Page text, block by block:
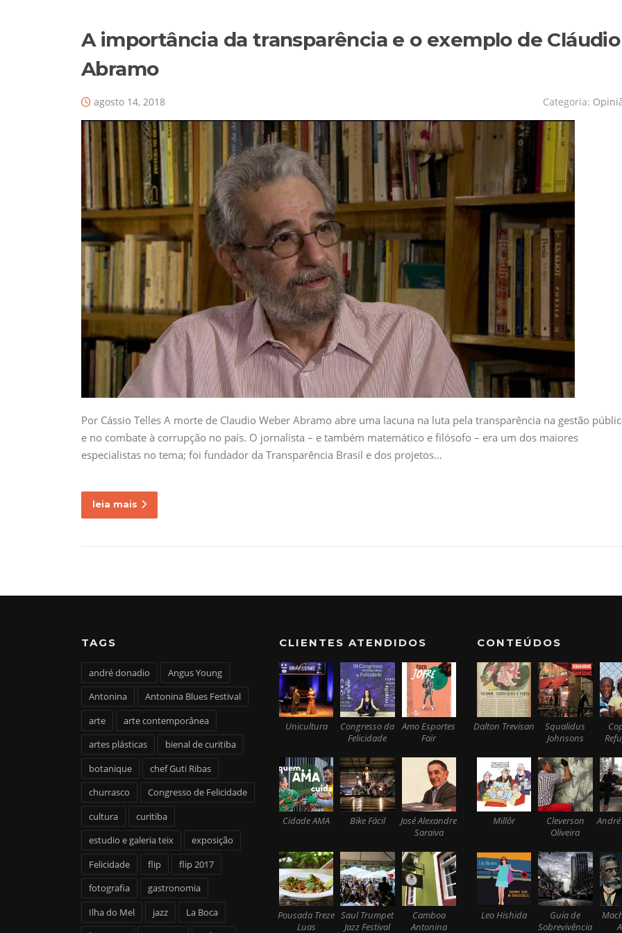
A importância da transparência e o exemplo de Cláudio
Abramo
agosto 14, 2018 Categoria:
Por Cássio Telles A morte de Claudio Weber Abramo abre uma lacuna na luta pela transparência na gestão
e no combate à corrupção no país. O jornalista – e também matemático e filósofo – era um dos maiores
especialistas no tema; foi fundador da Transparência Brasil e dos projetos…
leia mais
TAGS
andré donadio
Angus Young
Antonina
Antonina Blues Festival
arte
arte contemporânea
artes plásticas
bienal de curitiba
botanique
chef Guti Ribas
churrasco
Congresso de Felicidade
cultura
curitiba
estudio e galeria teix
exposição
Felicidade
flip
flip 2017
fotografia
gastronomia
Ilha do Mel
jazz
La Boca
CLIENTES ATENDIDOS
Unicultura
Congresso da
Felicidade
Amo Esportes
Fair
Cidade AMA Bike Fácil
José Alexandre
Saraiva
Pousada Treze
Luas
Saul Trumpet
Jazz Festival
Camboa
Antonina
CONTEÚDOS
Dalton Trevisan
Squalidus
Johnsons
Millôr
Cleverson
Oliveira
Leo Hishida
Guia de
Sobrevivência